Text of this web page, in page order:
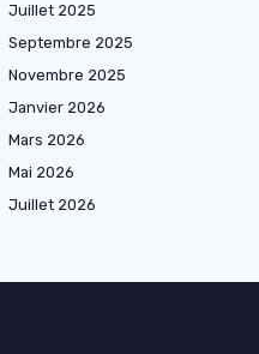
Juillet 2025
Septembre 2025
Novembre 2025
Janvier 2026
Mars 2026
Mai 2026
Juillet 2026